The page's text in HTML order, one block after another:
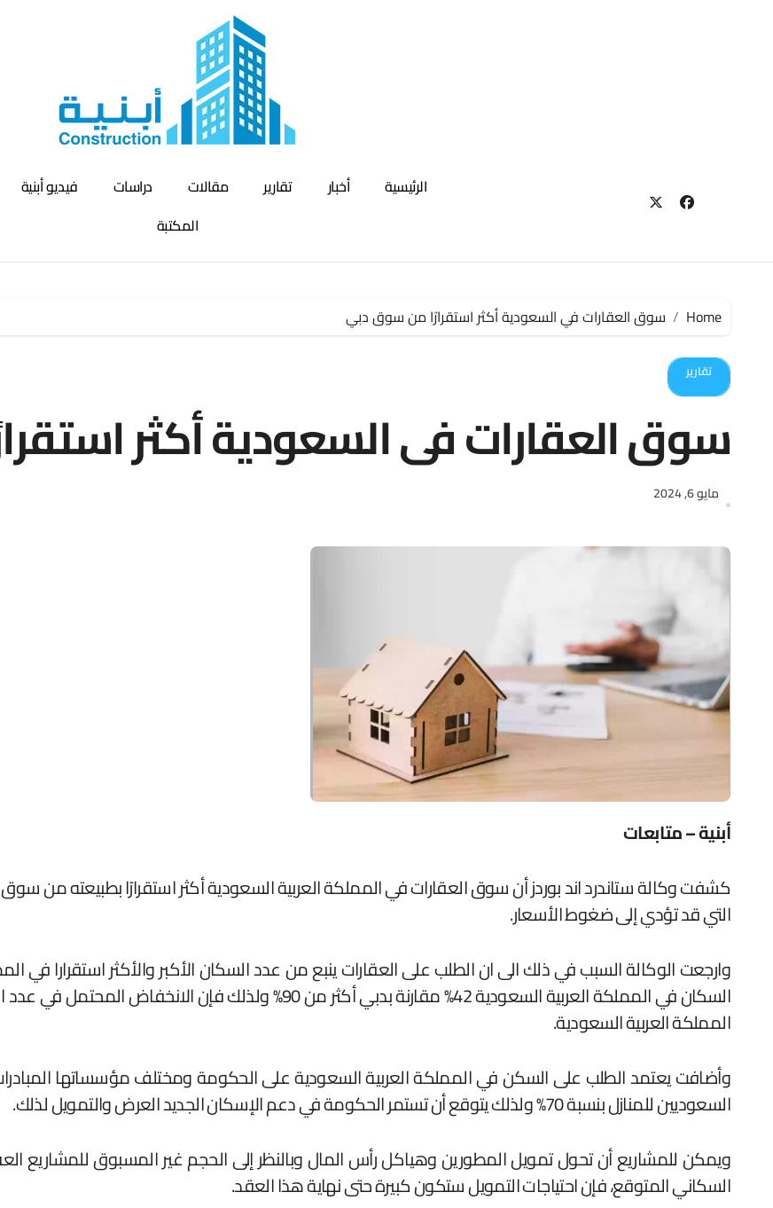
الرئيسية أخبار تقارير مقالات دراسات فيديو أبنية
المكتبة
Home سوق العقارات في السعودية أكثر استقرارًا من سوق دبي
تقارير
سوق العقارات في السعودية أكثر
مايو 6, 2024
أبنية – متابعات
كشفت وكالة ستاندرد اند بوردز أن سوق العقارات في المملكة العربية السعودية أكثر استقرارًا بطبيعته من سوق دبي، وان التخفيف من مخاطر التقلبات السريعة في الطلب
التي قد تؤدي إلى ضغوط الأسعار.
وارجعت الوكالة السبب في ذلك الى ان الطلب على العقارات ينبع من عدد السكان الأكبر والأكثر استقرارا في
السكان في المملكة العربية السعودية 42% مقارنة بدبي أكثر من
المملكة العربية السعودية.
السعوديين للمنازل بنسبة 70% ولذلك يتوقع أن تستمر الحكومة في دعم الإسكان الجديد العرض والتمويل لذلك.
ويمكن للمشاريع أن تحول تمويل المطورين وهياكل رأس المال وبالنظر إلى الحجم غير المسبوق للمشاريع
السكاني المتوقع، فإن احتياجات التمويل ستكون كبيرة حتى نهاية هذا العقد.